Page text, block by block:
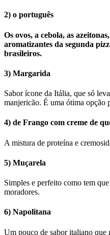
2) o português
Os ovos, a cebola, as
aromatizantes da segunda
brasileiros.
3) Margarida
Sabor ícone da Itália, que só
manjericão. É uma ótima opção
4) de Frango com creme de
A mistura de proteína e
5) Muçarela
Simples e perfeito como tem
moradores.
6) Napolitana
Um pouco de sabor italiano que